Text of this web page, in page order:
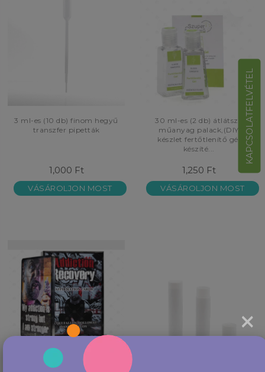
×
3 ml-es (10 db) finom hegyű
transzfer pipetták
1,000 Ft
VÁSÁROLJON MOST
30 ml-es (2 db) átlátszó
műanyag palack,(DIY
készlet fertőtlenítő gél
készíté...
1,250 Ft
VÁSÁROLJON MOST
KAPCSOLATFELVÉTEL